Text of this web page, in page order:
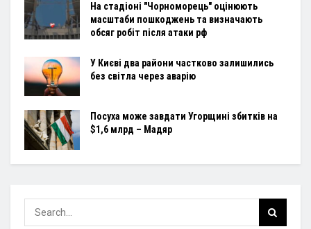
На стадіоні "Чорноморець" оцінюють
масштаби пошкоджень та визначають
обсяг робіт після атаки рф
У Києві два райони частково залишились
без світла через аварію
Посуха може завдати Угорщині збитків на
$1,6 млрд – Мадяр